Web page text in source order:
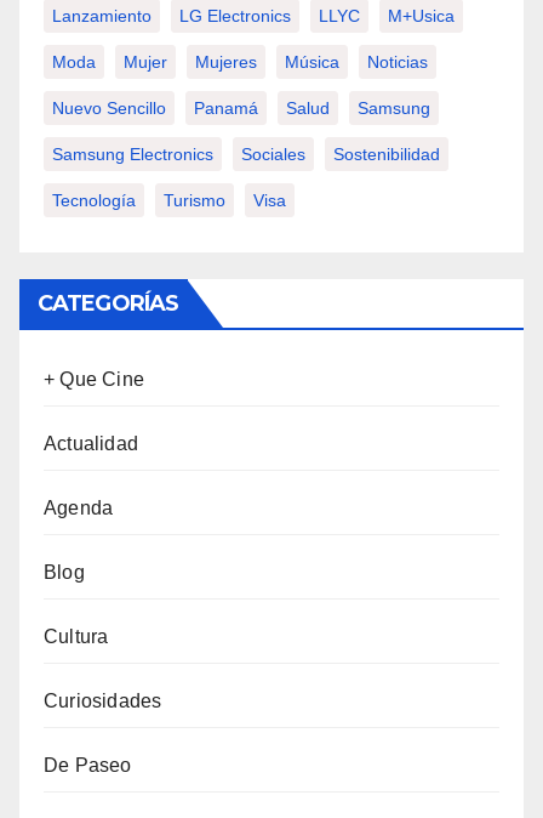
Lanzamiento LG Electronics LLYC M+usica
Moda Mujer Mujeres Música Noticias
Nuevo Sencillo Panamá Salud Samsung
Samsung Electronics Sociales Sostenibilidad
Tecnología Turismo Visa
CATEGORÍAS
+ Que Cine
Actualidad
Agenda
Blog
Cultura
Curiosidades
De Paseo